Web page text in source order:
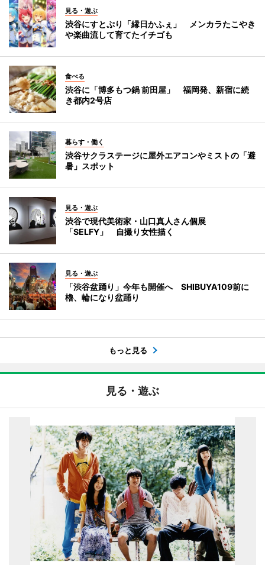
見る・遊ぶ
渋谷にすとぷり「縁日かふぇ」 メンカラたこやき
や楽曲流して育てたイチゴも
食べる
渋谷に「博多もつ鍋 前田屋」 福岡発、新宿に続
き都内2号店
暮らす・働く
渋谷サクラステージに屋外エアコンやミストの「避
暑」スポット
見る・遊ぶ
渋谷で現代美術家・山口真人さん個展
「SELFY」 自撮り女性描く
見る・遊ぶ
「渋谷盆踊り」今年も開催へ SHIBUYA109前に
櫓、輪になり盆踊り
もっと見る
見る・遊ぶ